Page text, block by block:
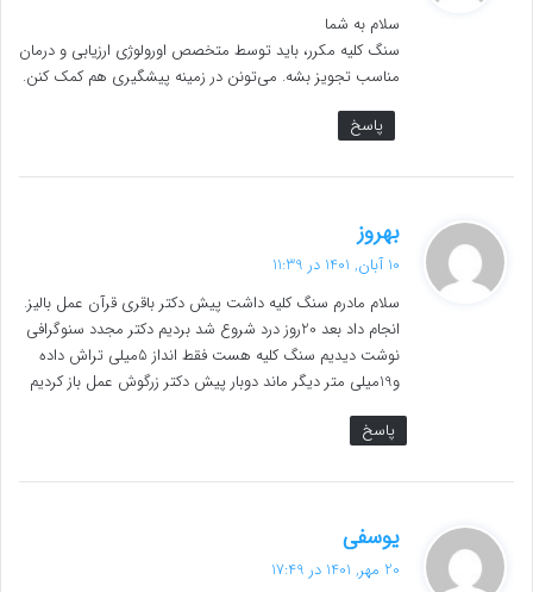
:
سلام به شما
سنگ کلیه مکرر، باید توسط متخصص اورولوژی ارزیابی و درمان
مناسب تجویز بشه. می‌تونن در زمینه پیشگیری هم کمک کنن.
پاسخ
بهروز
:
10 آبان, 1401 در 11:39
سلام مادرم سنگ کلیه داشت پیش دکتر باقری قرآن عمل بالیز.
انجام داد بعد 20روز درد شروع شد بردیم دکتر مجدد سنوگرافی
نوشت دیدیم سنگ کلیه هست فقط انداز 5میلی تراش داده
و19میلی متر دیگر ماند دوبار پیش دکتر زرگوش عمل باز کردیم
پاسخ
یوسفی
ف
20 مهر, 1401 در 17:49